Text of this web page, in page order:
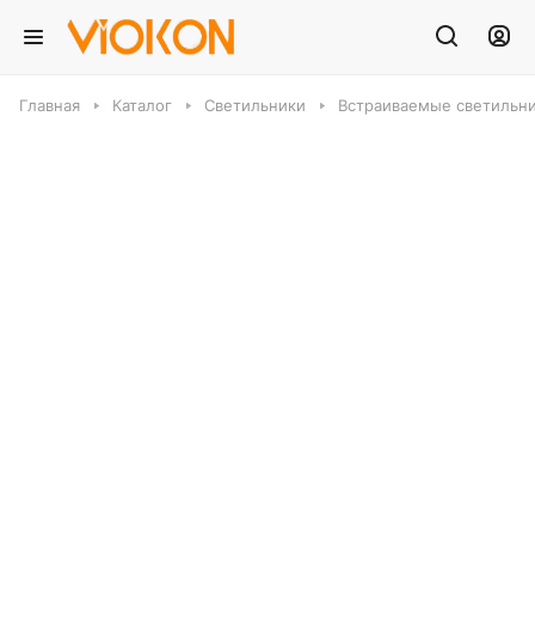
Главная Каталог Светильники Встраиваемые